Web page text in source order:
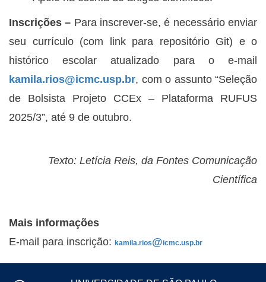
Inscrições – Para inscrever-se, é necessário enviar
seu currículo (com link para repositório Git) e o
histórico escolar atualizado para o e-mail
kamila.rios@icmc.usp.br, com o assunto “Seleção
de Bolsista Projeto CCEx – Plataforma RUFUS
2025/3”, até 9 de outubro.
Texto: Letícia Reis, da Fontes Comunicação
Científica
Mais informações
E-mail para inscrição: kamila.rios@icmc.usp.br